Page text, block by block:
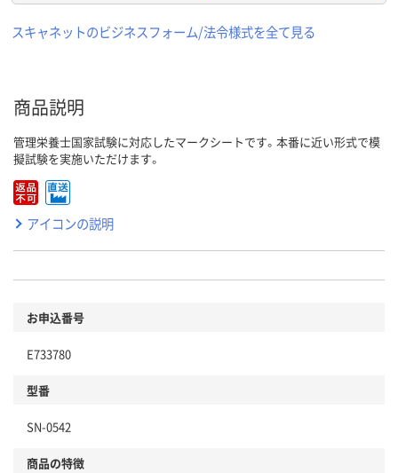
スキャネットのビジネスフォーム/法令様式を全て見る
商品説明
管理栄養士国家試験に対応したマークシートです。本番に近い形式で模
擬試験を実施いただけます。
アイコンの説明
お申込番号
E733780
型番
SN-0542
商品の特徴